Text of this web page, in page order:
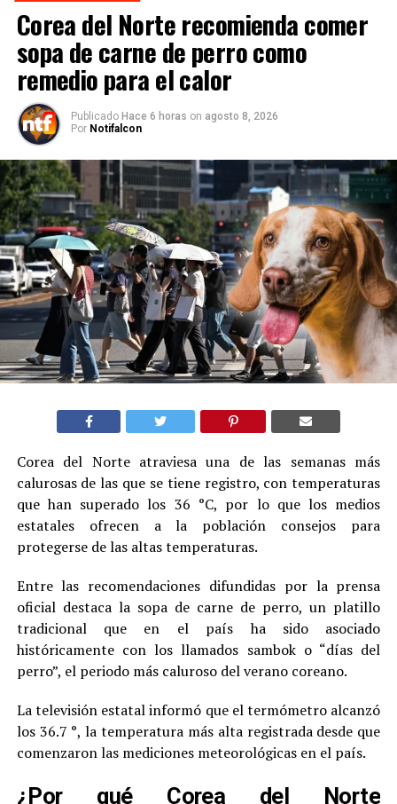
Corea del Norte recomienda comer
sopa de carne de perro como
remedio para el calor
Publicado Hace 6 horas on agosto 8, 2026
Por Notifalcon
Corea del Norte atraviesa una de las semanas más
calurosas de las que se tiene registro, con temperaturas
que han superado los 36 °C, por lo que los medios
estatales ofrecen a la población consejos para
protegerse de las altas temperaturas.
Entre las recomendaciones difundidas por la prensa
oficial destaca la sopa de carne de perro, un platillo
tradicional que en el país ha sido asociado
históricamente con los llamados sambok o “días del
perro”, el periodo más caluroso del verano coreano.
La televisión estatal informó que el termómetro alcanzó
los 36.7 °, la temperatura más alta registrada desde que
comenzaron las mediciones meteorológicas en el país.
¿Por qué Corea del Norte